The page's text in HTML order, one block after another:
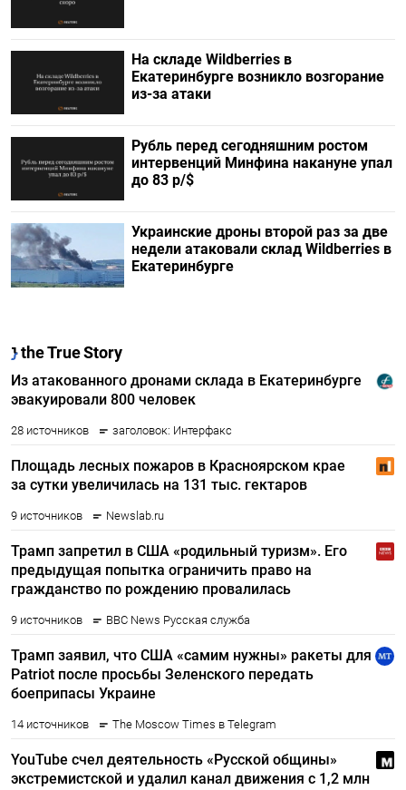
На складе Wildberries в
Екатеринбурге возникло возгорание
из-за атаки
Рубль перед сегодняшним ростом
интервенций Минфина накануне упал
до 83 р/$
Украинские дроны второй раз за две
недели атаковали склад Wildberries в
Екатеринбурге